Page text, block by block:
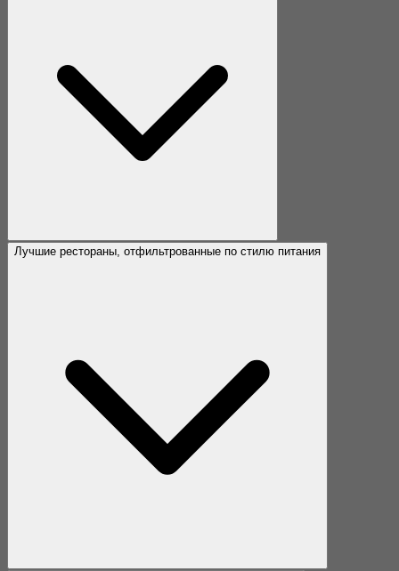
Лучшие рестораны, отфильтрованные по стилю питания